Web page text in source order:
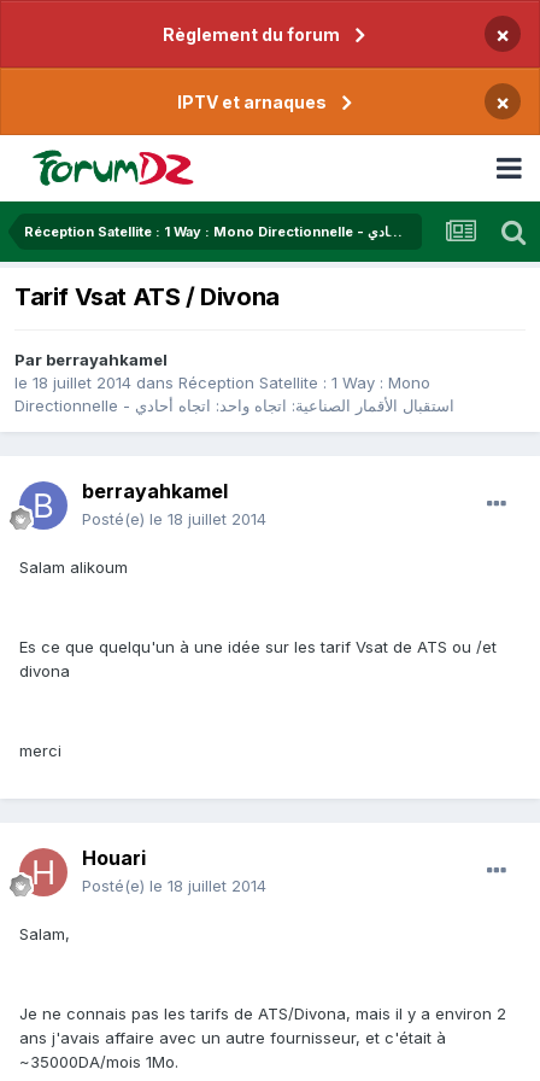
Règlement du forum ×
IPTV et arnaques ×
Réception Satellite : 1 Way : Mono Directionnelle - استقبال الأقمار الصناعية: اتجاه واحد: اتجاه أحادي
Tarif Vsat ATS / Divona
Par berrayahkamel
le 18 juillet 2014 dans Réception Satellite : 1 Way : Mono
Directionnelle - استقبال الأقمار الصناعية: اتجاه واحد: اتجاه أحادي
berrayahkamel
Posté(e) le 18 juillet 2014
Salam alikoum
Es ce que quelqu'un à une idée sur les tarif Vsat de ATS ou /et
divona
merci
Houari
Posté(e) le 18 juillet 2014
Salam,
Je ne connais pas les tarifs de ATS/Divona, mais il y a environ 2
ans j'avais affaire avec un autre fournisseur, et c'était à
~35000DA/mois 1Mo.